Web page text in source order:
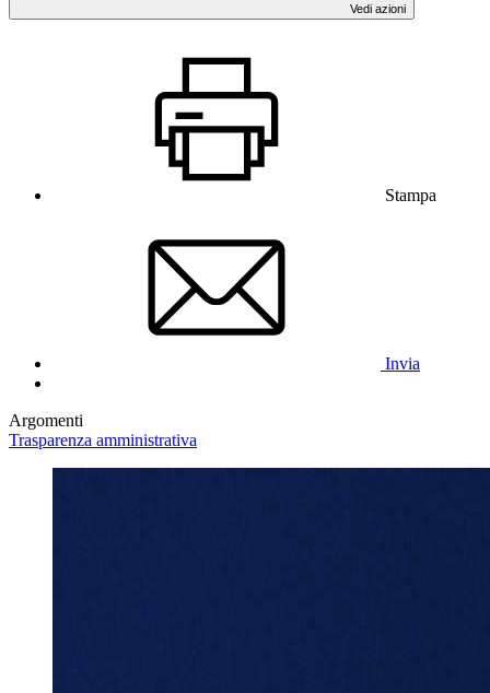
Vedi azioni
Stampa
Invia
Argomenti
Trasparenza amministrativa